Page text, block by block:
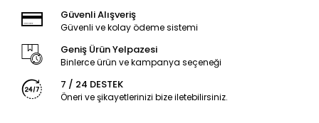
Güvenli Alışveriş
Güvenli ve kolay ödeme sistemi
Geniş Ürün Yelpazesi
Binlerce ürün ve kampanya seçeneği
7 / 24 DESTEK
Öneri ve şikayetlerinizi bize iletebilirsiniz.